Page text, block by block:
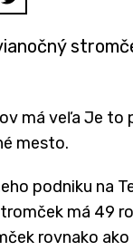
má veľa Je to
mesto.
podniku na
má 49
rovnako